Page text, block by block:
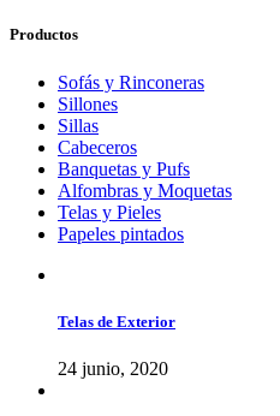
Productos
Sofás y Rinconeras
Sillones
Sillas
Cabeceros
Banquetas y Pufs
Alfombras y Moquetas
Telas y Pieles
Papeles pintados
Telas de Exterior
24 junio, 2020